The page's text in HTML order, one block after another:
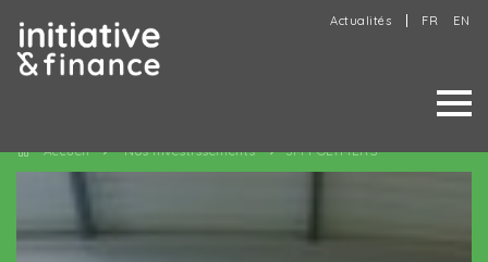
Actualités FR EN
Accueil Nos investissements JM POLYMERS